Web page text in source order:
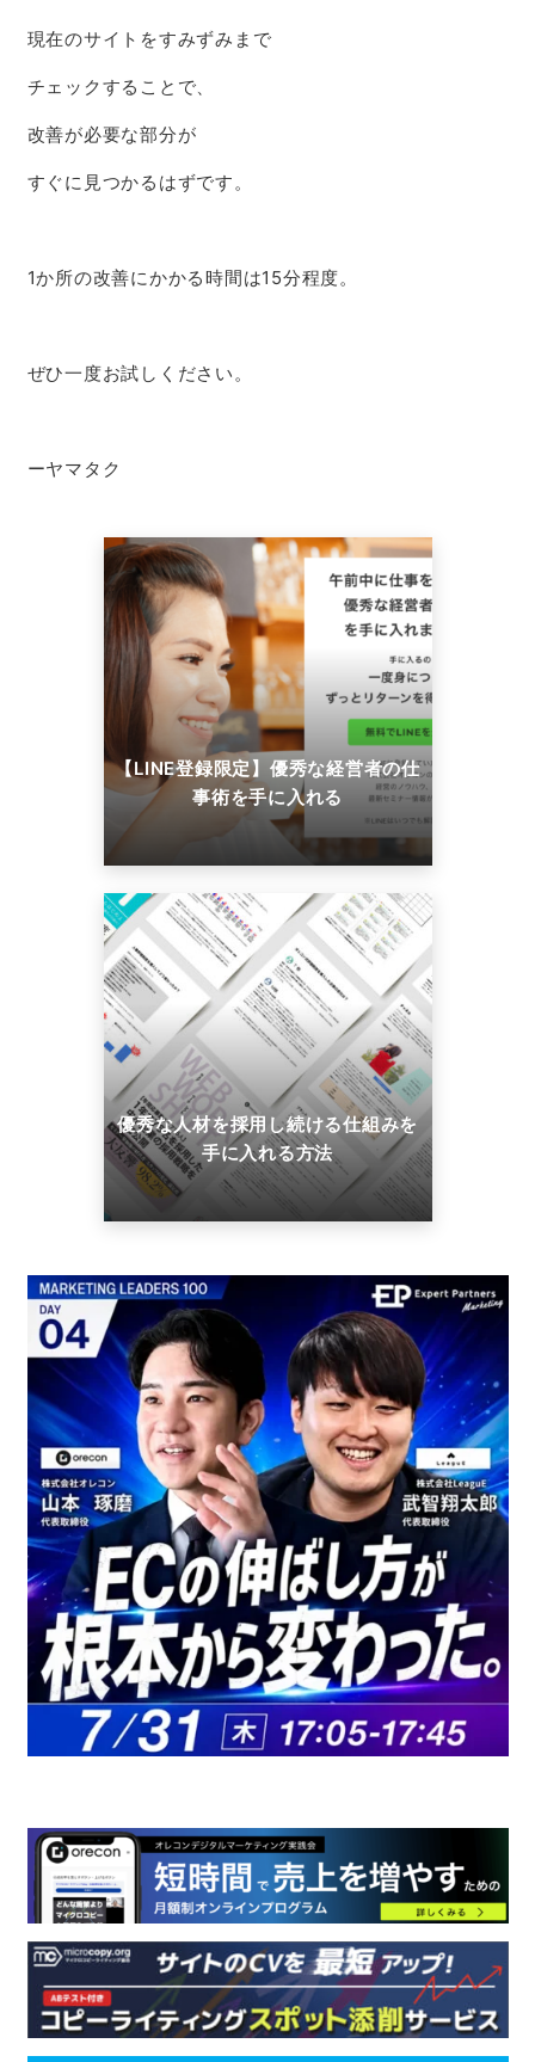
現在のサイトをすみずみまで
チェックすることで、
改善が必要な部分が
すぐに見つかるはずです。
1か所の改善にかかる時間は15分程度。
ぜひ一度お試しください。
ーヤマタク
【LINE登録限定】優秀な経営者の仕
事術を手に入れる
優秀な人材を採用し続ける仕組みを
手に入れる方法